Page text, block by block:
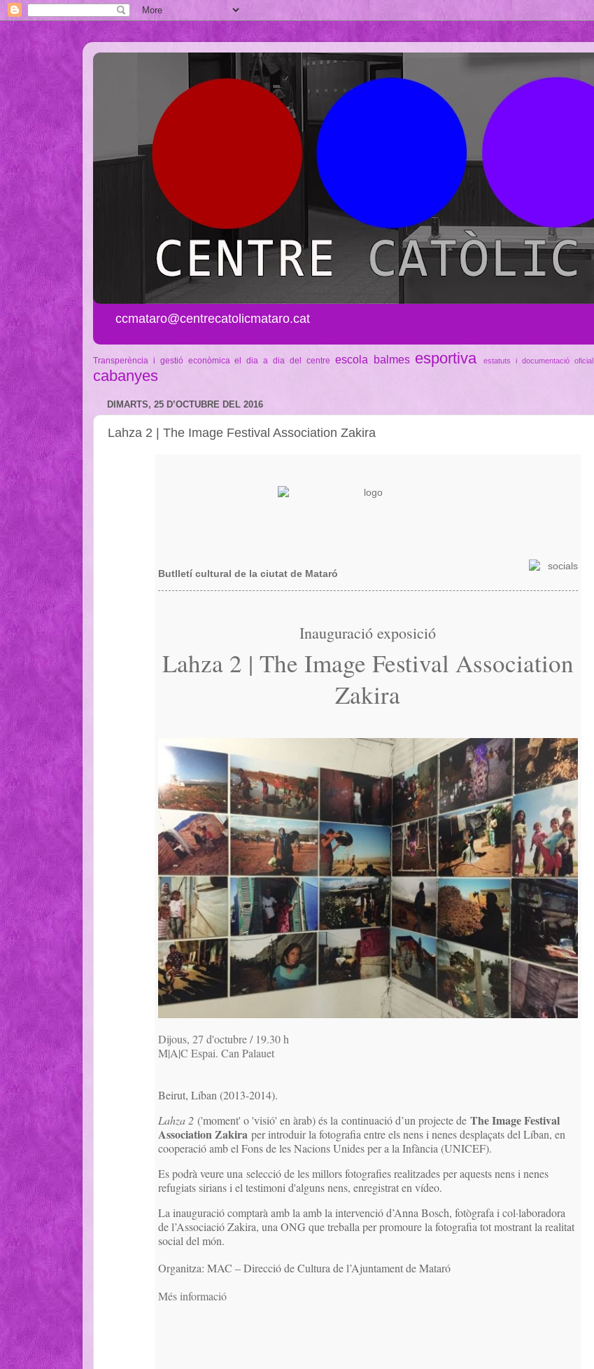
ccmataro@centrecatolicmataro.cat
Transperència i gestió econòmica el dia a dia del centre escola balmes esportiva estatuts i documentació oficial
cabanyes
DIMARTS, 25 D’OCTUBRE DEL 2016
Lahza 2 | The Image Festival Association Zakira
Butlletí cultural de la ciutat de Mataró
Inauguració exposició
Lahza 2 | The Image Festival Association
Zakira
Dijous, 27 d'octubre / 19.30 h
M|A|C Espai. Can Palauet
Beirut, Líban (2013-2014).
Lahza 2('moment' o 'visió' en àrab) és la continuació d’un projecte de The Image Festival
Association Zakira per introduir la fotografia entre els nens i nenes desplaçats del Líban, en
cooperació amb el Fons de les Nacions Unides per a la Infància (UNICEF).
Es podrà veure una selecció de les millors fotografies realitzades per aquests nens i nenes
refugiats sirians i el testimoni d'alguns nens, enregistrat en vídeo.
La inauguració comptarà amb la amb la intervenció d’Anna Bosch, fotògrafa i col·laboradora
de l’Associació Zakira, una ONG que treballa per promoure la fotografia tot mostrant la realitat
social del món.
Organitza: MAC – Direcció de Cultura de l’Ajuntament de Mataró
Més informació